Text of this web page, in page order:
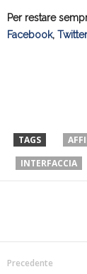
Per restare
Facebook, Twitter
TAGS
INTERFACCIA
Precedente